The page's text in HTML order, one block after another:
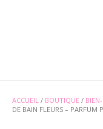
ACCUEIL / BOUTIQUE /
DE BAIN FLEURS – PARFUM